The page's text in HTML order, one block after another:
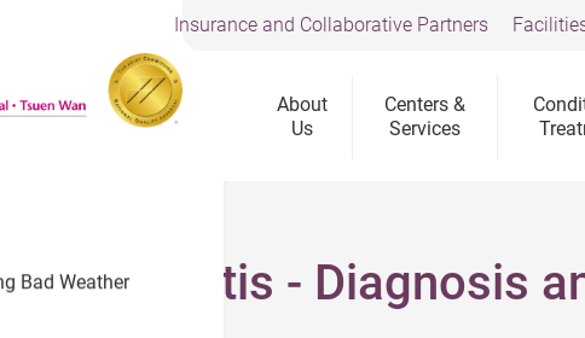
About
Us
Centers &
Services
Insurance and Collaborative Partners
Arthritis - Diagnosis
Bad Weather